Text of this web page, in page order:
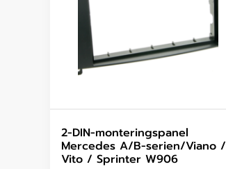
2-DIN-monteringspanel
Mercedes A/B-serien/Viano /
Vito / Sprinter W906